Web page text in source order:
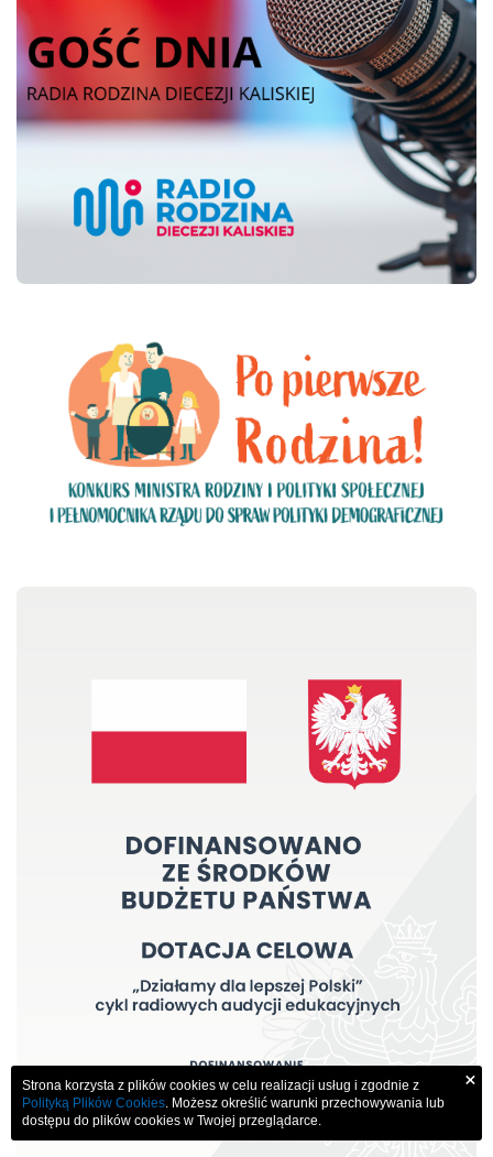
Strona korzysta z plików cookies w celu realizacji usług i zgodnie z
Polityką Plików Cookies. Możesz określić warunki przechowywania lub
dostępu do plików cookies w Twojej przeglądarce.
×